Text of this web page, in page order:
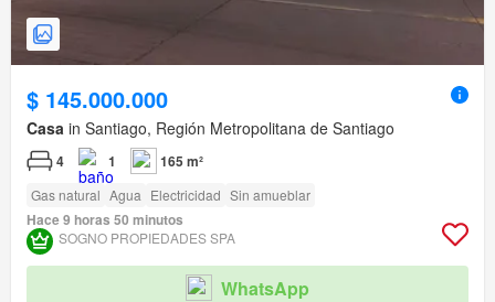
$ 145.000.000
Casa in Santiago, Región Metropolitana de Santiago
4 1 165 m²
Gas natural Agua Electricidad Sin amueblar
Hace 9 horas 50 minutos
SOGNO PROPIEDADES SPA
WhatsApp